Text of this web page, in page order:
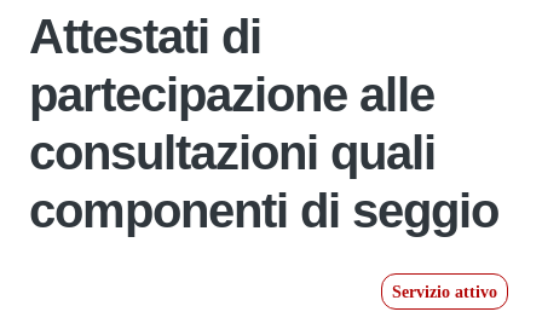
Attestati di
partecipazione alle
consultazioni quali
componenti di seggio
Servizio attivo